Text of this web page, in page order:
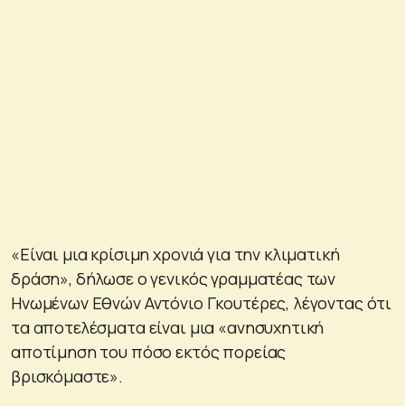
«Είναι μια κρίσιμη χρονιά για την κλιματική
δράση», δήλωσε ο γενικός γραμματέας των
Ηνωμένων Εθνών Αντόνιο Γκουτέρες, λέγοντας ότι
τα αποτελέσματα είναι μια «ανησυχητική
αποτίμηση του πόσο εκτός πορείας
βρισκόμαστε».